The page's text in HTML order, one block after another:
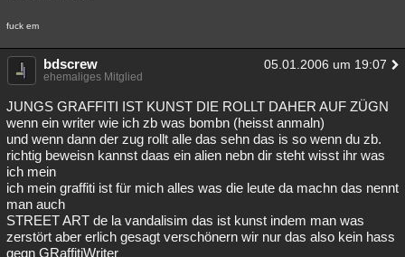
fuck em
bdscrew 05.01.2006 um 19:07
ehemaliges Mitglied
JUNGS GRAFFITI IST KUNST DIE ROLLT DAHER AUF ZÜGN
wenn ein writer wie ich zb was bombn (heisst anmaln)
und wenn dann der zug rollt alle das sehn das is so wenn du zb.
richtig beweisn kannst daas ein alien nebn dir steht wisst ihr was
ich mein
ich mein graffiti ist für mich alles was die leute da machn das nennt
man auch
STREET ART de la vandalisim das ist kunst indem man was
zerstört aber erlich gesagt verschönern wir nur das also kein hass
gegn GRaffitiWriter